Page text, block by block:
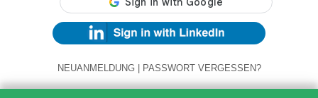
NEUANMELDUNG | PASSWORT VERGESSEN?